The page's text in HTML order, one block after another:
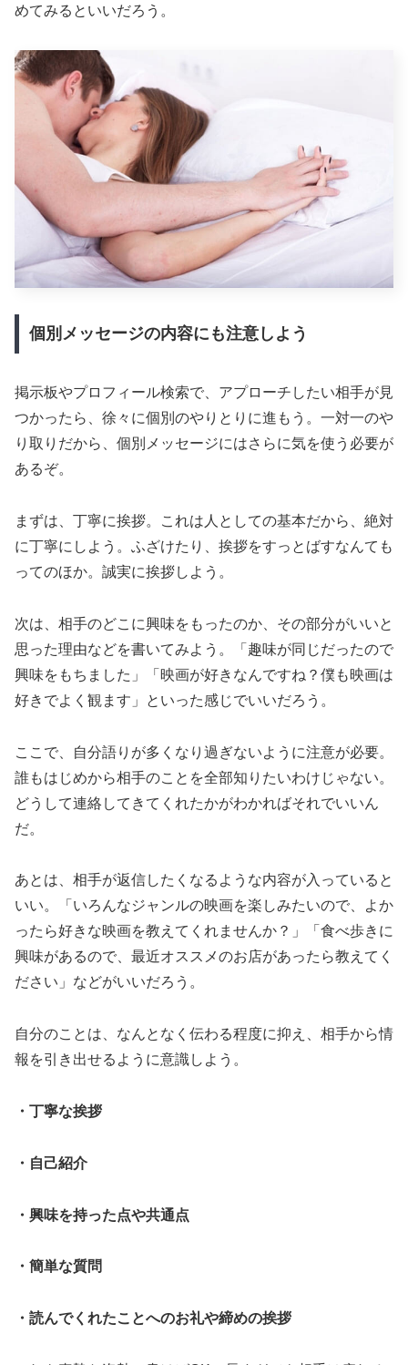
めてみるといいだろう。
個別メッセージの内容にも注意しよう
掲示板やプロフィール検索で、アプローチしたい相手が見
つかったら、徐々に個別のやりとりに進もう。一対一のや
り取りだから、個別メッセージにはさらに気を使う必要が
あるぞ。
まずは、丁寧に挨拶。これは人としての基本だから、絶対
に丁寧にしよう。ふざけたり、挨拶をすっとばすなんても
ってのほか。誠実に挨拶しよう。
次は、相手のどこに興味をもったのか、その部分がいいと
思った理由などを書いてみよう。「趣味が同じだったので
興味をもちました」「映画が好きなんですね？僕も映画は
好きでよく観ます」といった感じでいいだろう。
ここで、自分語りが多くなり過ぎないように注意が必要。
誰もはじめから相手のことを全部知りたいわけじゃない。
どうして連絡してきてくれたかがわかればそれでいいん
だ。
あとは、相手が返信したくなるような内容が入っていると
いい。「いろんなジャンルの映画を楽しみたいので、よか
ったら好きな映画を教えてくれませんか？」「食べ歩きに
興味があるので、最近オススメのお店があったら教えてく
ださい」などがいいだろう。
自分のことは、なんとなく伝わる程度に抑え、相手から情
報を引き出せるように意識しよう。
・丁寧な挨拶
・自己紹介
・興味を持った点や共通点
・簡単な質問
・読んでくれたことへのお礼や締めの挨拶